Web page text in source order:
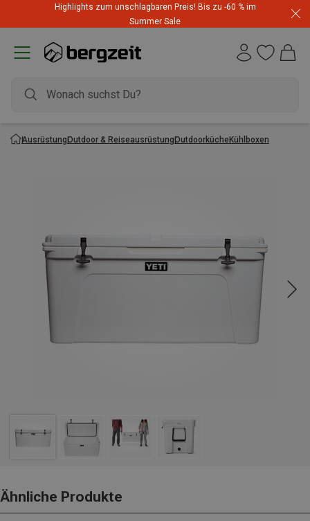
Highlights zum unschlagbaren Preis! Bis zu -60 % im
Summer Sale
AusrüstungOutdoor & ReiseausrüstungOutdoorkücheKühlboxen
Ähnliche Produkte